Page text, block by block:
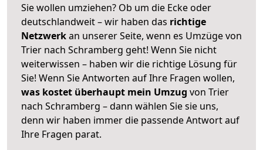
Sie wollen umziehen? Ob um die Ecke oder
deutschlandweit – wir haben das richtige
Netzwerkan unserer Seite, wenn es Umzüge von
Trier nach Schramberg geht! Wenn Sie nicht
weiterwissen – haben wir die richtige Lösung für
Sie! Wenn Sie Antworten auf Ihre Fragen wollen,
was kostet überhaupt mein Umzug von Trier
nach Schramberg – dann wählen Sie sie uns,
denn wir haben immer die passende Antwort auf
Ihre Fragen parat.